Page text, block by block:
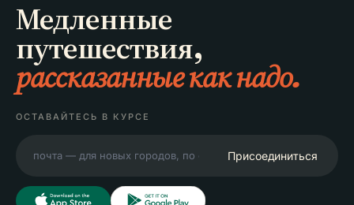
Медленные
путешествия,
рассказанные как надо.
ОСТАВАЙТЕСЬ В КУРСЕ
Присоединиться